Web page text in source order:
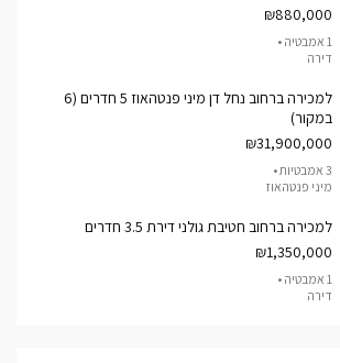
₪880,000
1 אמבטיה •
דירה
למכירה ברחוב נחל דן מיני פנטהאוז 5 חדרים (6
במקור)
₪31,900,000
3 אמבטיות •
מיני פנטהאוז
למכירה ברחוב חטיבת גולני דירת 3.5 חדרים
₪1,350,000
1 אמבטיה •
דירה